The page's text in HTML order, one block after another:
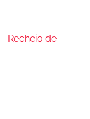
Recheio de